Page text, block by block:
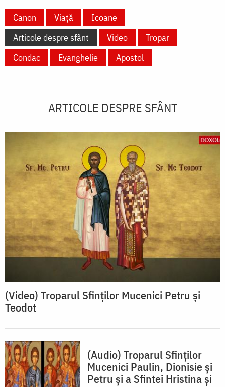
Canon Viață
Icoane
Articole despre sfânt
Video
Tropar
Condac
Evanghelie Apostol
ARTICOLE DESPRE SFÂNT
(Video) Troparul Sfinților Mucenici Petru și
Teodot
(Audio) Troparul Sfinților
Mucenici Paulin, Dionisie și
Petru și a Sfintei Hristina și